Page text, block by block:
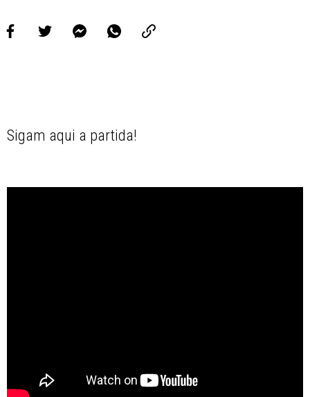
Sigam aqui a partida!